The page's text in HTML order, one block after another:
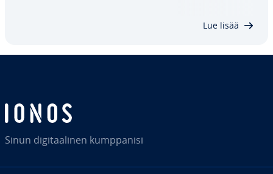
Lue lisää
Sinun di­gi­taa­li­nen kump­pa­ni­si